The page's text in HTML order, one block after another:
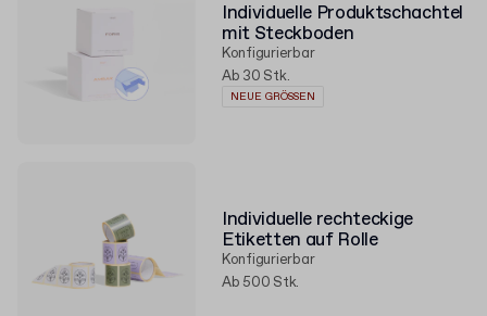
Individuelle Produktschachtel
mit Steckboden
Konfigurierbar
Ab 30 Stk.
NEUE GRÖSSEN
Individuelle rechteckige
Etiketten auf Rolle
Konfigurierbar
Ab 500 Stk.